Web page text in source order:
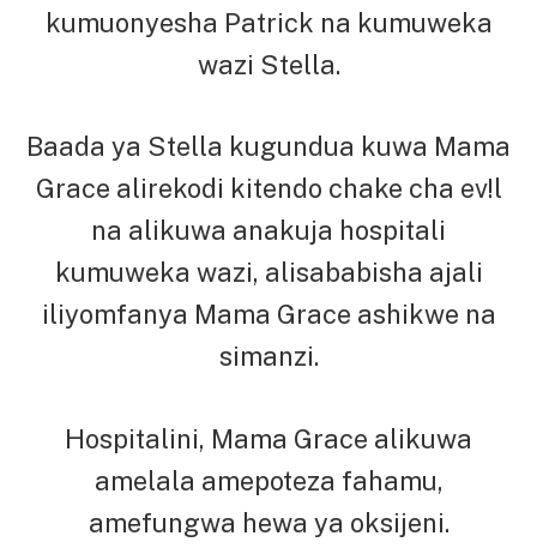
kumuonyesha Patrick na kumuweka
wazi Stella.
Baada ya Stella kugundua kuwa Mama
Grace alirekodi kitendo chake cha ev!l
na alikuwa anakuja hospitali
kumuweka wazi, alisababisha ajali
iliyomfanya Mama Grace ashikwe na
simanzi.
Hospitalini, Mama Grace alikuwa
amelala amepoteza fahamu,
amefungwa hewa ya oksijeni.